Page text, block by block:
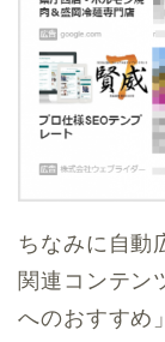
ちなみに自動
関連コンテン
へのおすすめ